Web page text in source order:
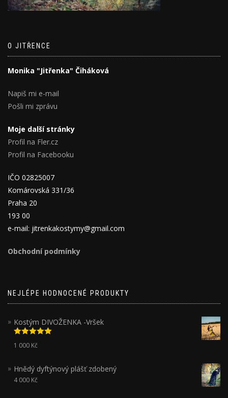
O JITŘENCE
Monika "Jitřenka" Čiháková
Napiš mi e-mail
Pošli mi zprávu
Moje další stránky
Profil na Fler.cz
Profil na Facebooku
IČO 02825007
Komárovská 331/36
Praha 20
193 00
e-mail: jitrenkakostymy@gmail.com
Obchodní podmínky
NEJLÉPE HODNOCENÉ PRODUKTY
Kostým DIVOŽENKA -Vršek
Hodnocení
5.00z 5
1 000 Kč
Hnědý dyftýnový plášť zdobený
4 000 Kč